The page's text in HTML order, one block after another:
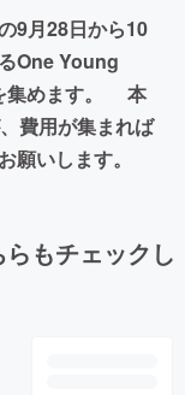
9月28日から10
One Young
集めます。 本
費用が集まれば
願いします。
もチェックし